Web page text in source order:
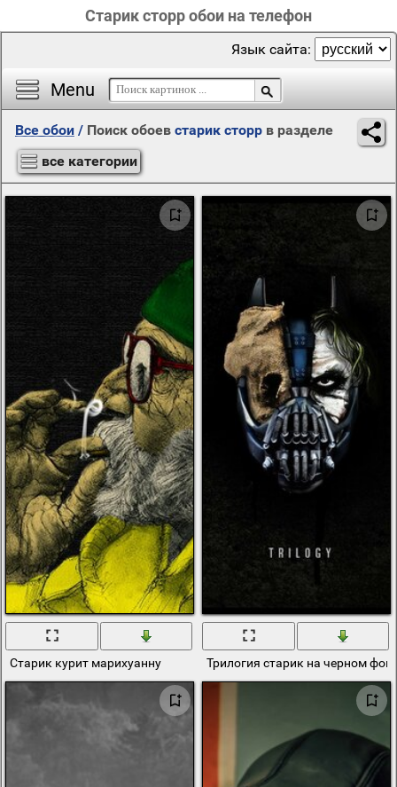
Старик сторр обои на телефон
Menu
Язык сайта:
Все обои / Поиск обоев старик сторр в разделе
все категории
Старик курит марихуанну Трилогия старик на черном